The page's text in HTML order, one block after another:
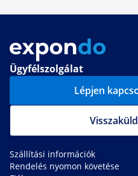
Ügyfélszolgálat
Lépjen
Szállítási információk
Rendelés nyomon követése